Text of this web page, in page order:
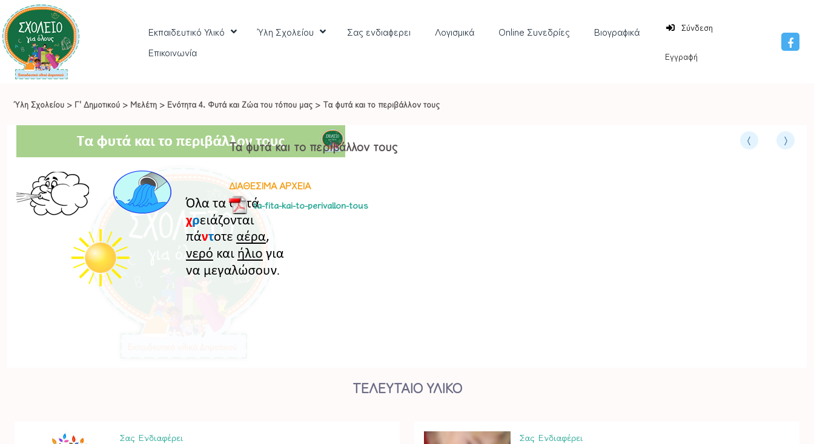
Εκπαιδευτικό Υλικό Ύλη Σχολείου Σας ενδιαφερει Λoγισμικά Online Συνεδρίες
Βιογραφικά
Επικοινωνία
Σύνδεση
Εγγραφή
Ύλη Σχολείου > Γ' Δημοτικού > Μελέτη > Ενότητα 4. Φυτά και Ζώα του τόπου μας > Τα φυτά και το περιβάλλον τους
Τα φυτά και το περιβάλλον τους
ΔΙΑΘΕΣΙΜΑ ΑΡΧΕΙΑ
ta-fita-kai-to-perivallon-tous
ΤΕΛΕΥΤΑΙΟ ΥΛΙΚΟ
Σας Ενδιαφέρει Σας Ενδιαφέρει